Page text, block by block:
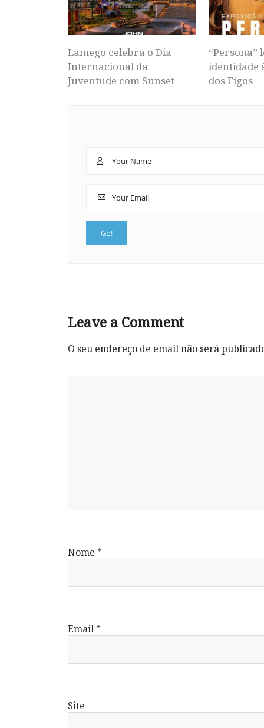
Lamego celebra o Dia
Internacional da
Juventude com Sunset
“Persona”
identidade
dos Figos
Leave a Comment
O seu endereço de email não será
Nome *
Email *
Site